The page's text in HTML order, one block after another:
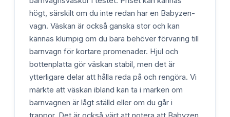
högt, särskilt om du inte redan har en Babyzen-
vagn. Väskan är också ganska stor och kan
kännas klumpig om du bara behöver förvaring till
barnvagn för kortare promenader. Hjul och
bottenplatta gör väskan stabil, men det är
ytterligare delar att hålla reda på och rengöra. Vi
märkte att väskan ibland kan ta i marken om
barnvagnen är lågt ställd eller om du går i